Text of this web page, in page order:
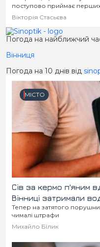
поступово приймає перших
Вікторія Стасьєва
Погода на найближчий
Вінниця
Погода на 10 днів від
МІСТО
Сів за кермо п'яним
Вінниці затримали
Тепер на затятого
чималі штрафи
Михайло Білик